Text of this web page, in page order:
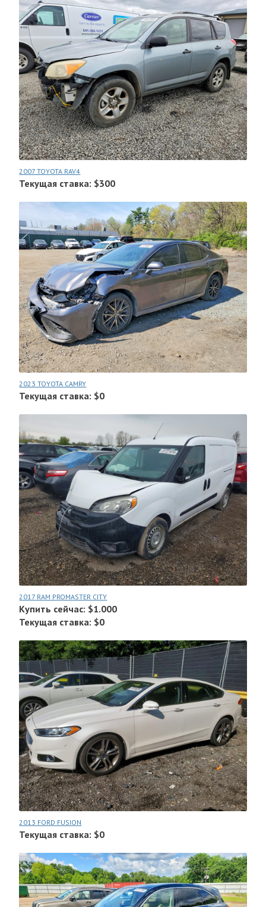
2007 TOYOTA RAV4
Текущая ставка: $300
2023 TOYOTA CAMRY
Текущая ставка: $0
2017 RAM PROMASTER CITY
Купить сейчас: $1.000
Текущая ставка: $0
2013 FORD FUSION
Текущая ставка: $0